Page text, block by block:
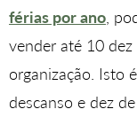
férias por ano ,
vender até 10
organização. Isto
descanso e dez